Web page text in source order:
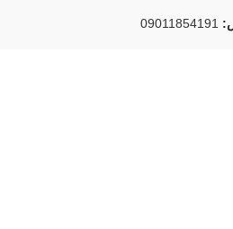
09011854191